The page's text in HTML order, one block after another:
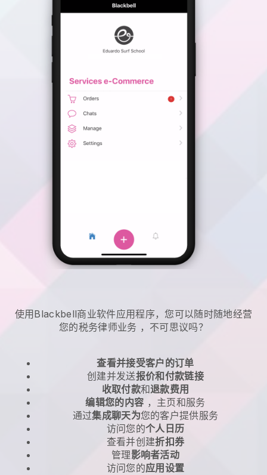
使用Blackbell商业软件应用程序，您可以随时随地经营
您的税务律师业务 ，不可思议吗？
查看并接受客户的订单
创建并发送报价和付款链接
收取付款和退款费用
编辑您的内容 ，主页和服务
通过集成聊天为您的客户提供服务
访问您的个人日历
查看并创建折扣券
管理影响者活动
访问您的应用设置